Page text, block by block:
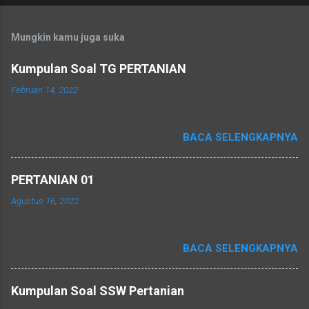
Mungkin kamu juga suka
Kumpulan Soal TG PERTANIAN
Februari 14, 2022
BACA SELENGKAPNYA
PERTANIAN 01
Agustus 16, 2022
BACA SELENGKAPNYA
Kumpulan Soal SSW Pertanian